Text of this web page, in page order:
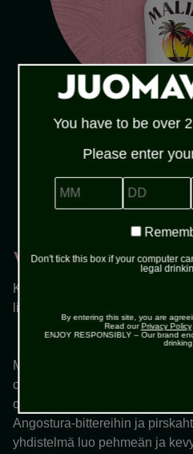
Osta
Vaihe 3
Koristele drinkki oman mielesi
limelohkoilla.
Malibu Coco Cooler on
cocktail, joka tuo kesän makuja
on Malibu-kookosrommi, joka
Angostura-bittereihin ja
yhdistelmä luo pehmeän ja
You have to be over
Please enter
MM DD
Don't tick this box if your computer
legal
By entering this site, you are
Read our Privacy Policy
ENJOY RESPONSIBLY – Our brand
drinking.